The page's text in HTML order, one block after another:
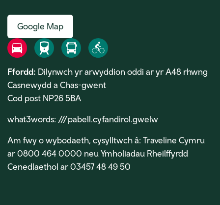
Google Map
Ffordd
Ffordd: Dilynwch yr arwyddion oddi ar yr A48 rhwng
Casnewydd a Chas-gwent
Rheilffordd
Bws Beic
Cod post NP26 5BA
what3words: ///pabell.cyfandirol.gwelw
Am fwy o wybodaeth, cysylltwch â: Traveline Cymru
ar 0800 464 0000 neu Ymholiadau Rheilffyrdd
Cenedlaethol ar 03457 48 49 50